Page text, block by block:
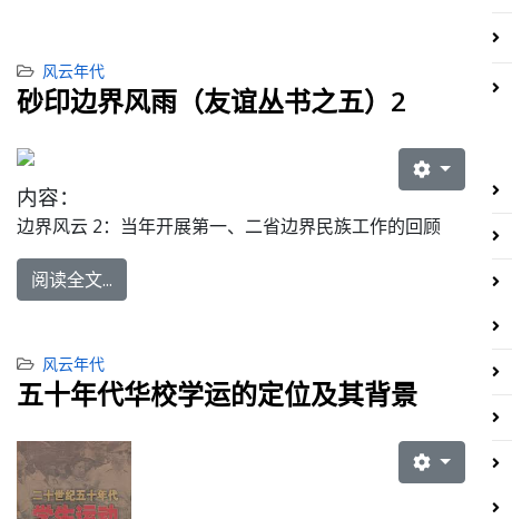
风云年代
砂印边界风雨（友谊丛书之五）2
内容：
边界风云 2： 当年开展第一、二省边界民族工作的回顾
阅读全文...
风云年代
五十年代华校学运的定位及其背景